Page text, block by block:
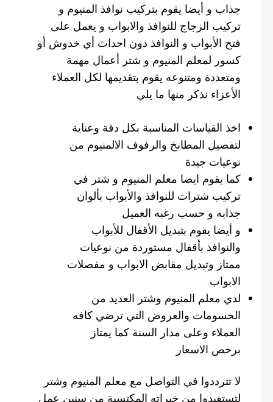
جذاب و أيضا يقوم بتركيب نوافذ المنيوم و
تركيب الزجاج للنوافذ والابواب و يعمل على
فتح الأبواب و النوافذ دون احداث أي خدوش أو
كسور لمعلم المنيوم و شتر أعمال مهمة
ومتعددة ومتنوعه يقوم بتقديمها لكل العملاء
الأعزاء نذكر منها ما يلي
اخذ القياسات المناسبة بكل دقة وعناية
لتفصيل المطابخ والرفوف الالمنيوم من
نوعيات جيدة
كما يقوم ايضا معلم المنيوم و شتر في
تركيب شترات للنوافذ والأبواب بألوان
جذابه و حسب رغبه العميل
و أيضا يقوم بتبديل الأقفال للأبواب
والنوافذ بأقفال مستوردة من نوعيات
ممتاز وتبديل مقابض الابواب و مفصلات
الابواب
لدي معلم المنيوم وشتر العديد من
الحسومات والعروض التي ترضي كافه
العملاء وعلى مدار السنة كما يمتاز
برخص الاسعار
لا تترددوا في التواصل مع معلم المنيوم وشتر
لتستفيدوا من خبراته المكتسبة من سنين عمل